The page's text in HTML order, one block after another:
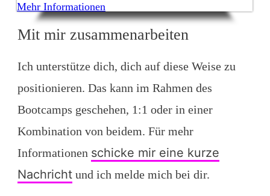
Mehr Informationen
Inhalt entsperren
entsperren
Mit mir zusammenarbeiten
Ich unterstütze dich, dich auf diese Weise zu
positionieren. Das kann im Rahmen des
Bootcamps geschehen, 1:1 oder in einer
Kombination von beidem. Für mehr
Informationen schicke mir eine kurze
Nachricht und ich melde mich bei dir.